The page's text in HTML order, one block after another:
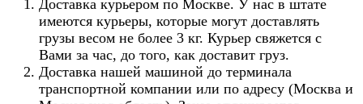
Доставка курьером по Москве. У нас в штате
имеются курьеры, которые могут доставлять
грузы весом не более 3 кг. Курьер свяжется с
Вами за час, до того, как доставит груз.
Доставка нашей машиной до терминала
транспортной компании или по адресу (Москва и